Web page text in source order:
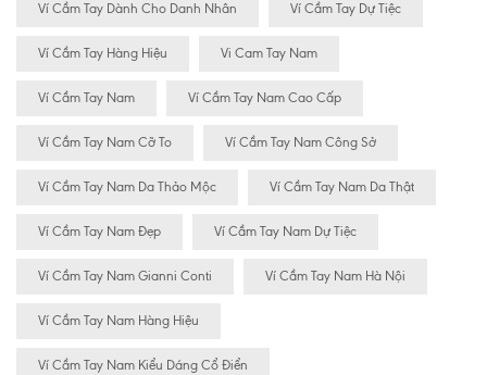
Ví Cầm Tay Dành Cho Danh Nhân Ví Cầm Tay Dự Tiệc
Ví Cầm Tay Hàng Hiệu Vi Cam Tay Nam
Ví Cầm Tay Nam Ví Cầm Tay Nam Cao Cấp
Ví Cầm Tay Nam Cỡ To Ví Cầm Tay Nam Công Sở
Ví Cầm Tay Nam Da Thảo Mộc Ví Cầm Tay Nam Da Thật
Ví Cầm Tay Nam Đẹp Ví Cầm Tay Nam Dự Tiệc
Ví Cầm Tay Nam Gianni Conti Ví Cầm Tay Nam Hà Nội
Ví Cầm Tay Nam Hàng Hiệu
Ví Cầm Tay Nam Kiểu Dáng Cổ Điển